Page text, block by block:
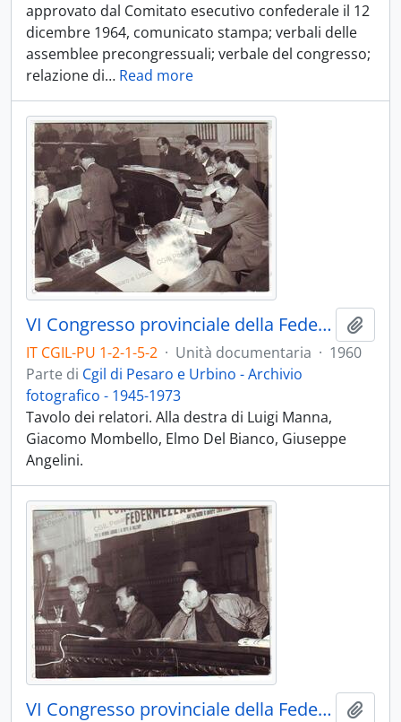
approvato dal Comitato esecutivo confederale il 12
dicembre 1964, comunicato stampa; verbali delle
assemblee precongressuali; verbale del congresso;
relazione di… Read more
VI Congresso provinciale della Federmezzadri - 1960
IT CGIL-PU 1-2-1-5-2 · Unità documentaria · 1960
Parte di Cgil di Pesaro e Urbino - Archivio
fotografico - 1945-1973
Tavolo dei relatori. Alla destra di Luigi Manna,
Giacomo Mombello, Elmo Del Bianco, Giuseppe
Angelini.
VI Congresso provinciale della Federmezzadri - 1960